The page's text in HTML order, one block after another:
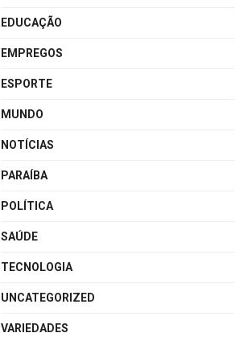
EDUCAÇÃO
EMPREGOS
ESPORTE
MUNDO
NOTÍCIAS
PARAÍBA
POLÍTICA
SAÚDE
TECNOLOGIA
UNCATEGORIZED
VARIEDADES